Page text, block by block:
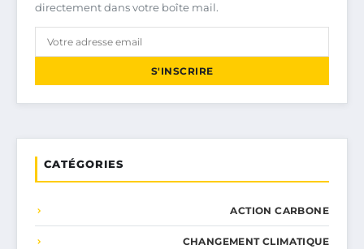
directement dans votre boîte mail.
S'INSCRIRE
CATÉGORIES
ACTION CARBONE
CHANGEMENT CLIMATIQUE